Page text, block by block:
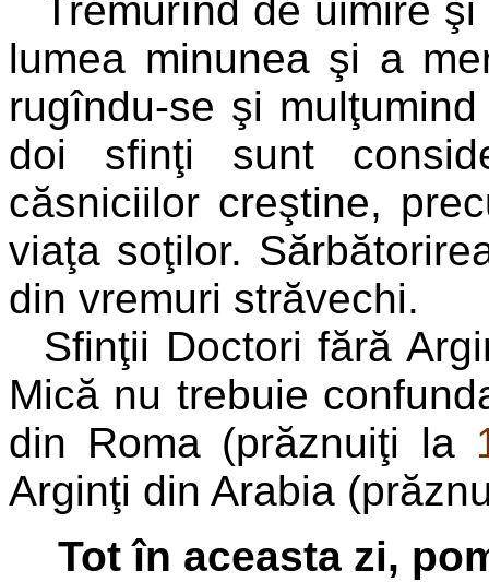
Tremurînd de uimire
lumea minunea şi a
rugîndu-se şi
doi sfinţi sunt
căsniciilor creştine,
viaţa soţilor.
din vremuri străvechi.
Sfinţii Doctori fără
Mică nu trebuie
din Roma (prăznuiţi la
Arginţi din Arabia
Tot în aceasta zi,